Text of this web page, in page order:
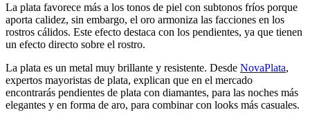
La plata favorece más a los tonos de piel con subtonos fríos porque
aporta calidez, sin embargo, el oro armoniza las facciones en los
rostros cálidos. Este efecto destaca con los pendientes, ya que tienen
un efecto directo sobre el rostro.
La plata es un metal muy brillante y resistente. Desde NovaPlata,
expertos mayoristas de plata, explican que en el mercado
encontrarás pendientes de plata con diamantes, para las noches más
elegantes y en forma de aro, para combinar con looks más casuales.